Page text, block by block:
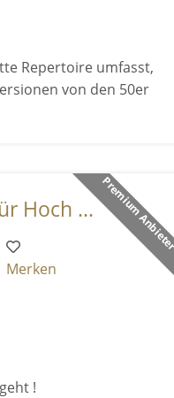
Repertoire umfasst,
von den 50er
Premium Anbieter
Hoch ...
Merken
!